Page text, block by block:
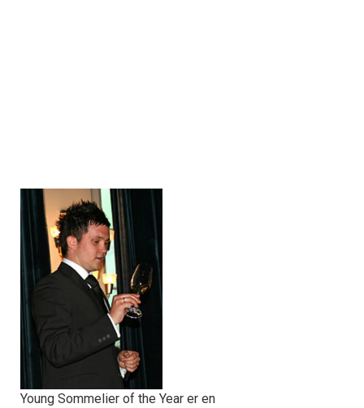
Young Sommelier of the Year er en